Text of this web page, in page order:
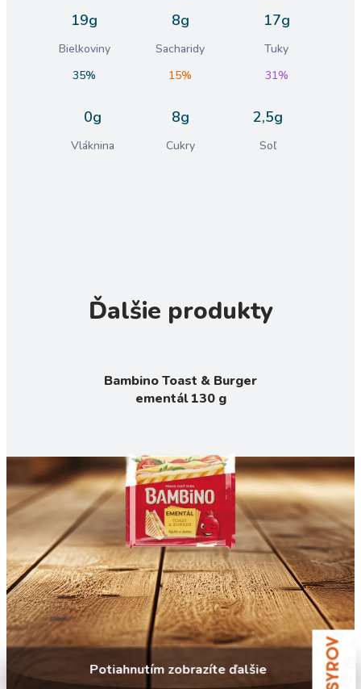
19g
Bielkoviny
35%
8g
Sacharidy
15%
17g
Tuky
31%
0g
Vláknina
8g
Cukry
2,5g
Soľ
Ďalšie produkty
Bambino Toast & Burger
ementál 130 g
Potiahnutím zobrazíte ďalšie